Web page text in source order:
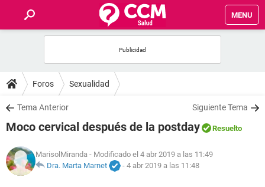
MENU
FOROS
SALUD
NUTRICIÓN
Foros Sexualidad
Tema Anterior Siguiente Tema
Moco cervical después de la postday Resuelto
MarisolMiranda - Modificado el 4 abr 2019 a las 11:49
Dra. Marta Marnet
- 4 abr 2019 a las 11:48